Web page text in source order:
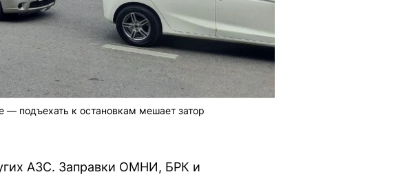
подъехать к остановкам мешает затор
АЗС. Заправки ОМНИ, БРК и